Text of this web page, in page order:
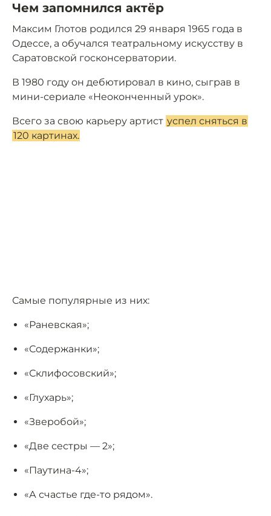
Чем запомнился актёр
Максим Глотов родился 29 января 1965 года в
Одессе, а обучался театральному искусству в
Саратовской госконсерватории.
В 1980 году он дебютировал в кино, сыграв в
мини-сериале «Неоконченный урок».
Всего за свою карьеру артист успел сняться в
120 картинах.
Самые популярные из них:
«Раневская»;
«Содержанки»;
«Склифосовский»;
«Глухарь»;
«Зверобой»;
«Две сестры — 2»;
«Паутина-4»;
«А счастье где-то рядом».